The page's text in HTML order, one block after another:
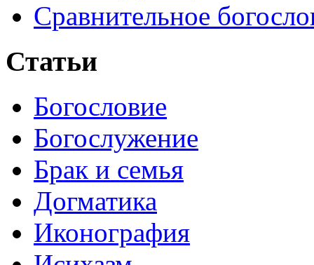
Сравнительное
Статьи
Богословие
Богослужение
Брак и семья
Догматика
Иконография